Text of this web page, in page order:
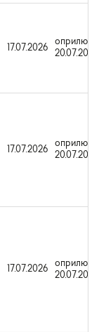
17.07.2026
20.07.2026
17.07.2026
20.07.2026
17.07.2026
20.07.2026